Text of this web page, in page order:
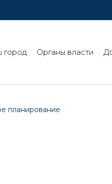
город Органы власти
планирование